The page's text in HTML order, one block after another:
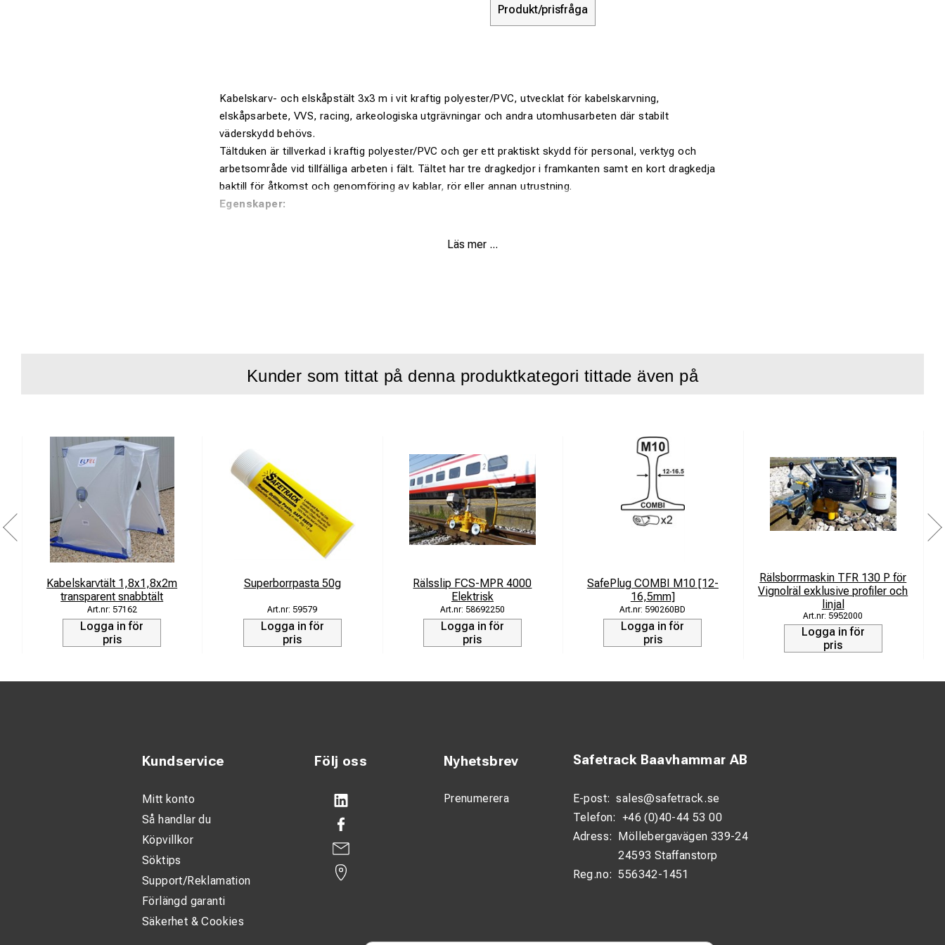
Produkt/prisfråga
Kabelskarv- och elskåpstält 3x3 m i vit kraftig polyester/PVC, utvecklat för kabelskarvning,
elskåpsarbete, VVS, racing, arkeologiska utgrävningar och andra utomhusarbeten där stabilt
väderskydd behövs.
Tältduken är tillverkad i kraftig polyester/PVC och ger ett praktiskt skydd för personal, verktyg och
arbetsområde vid tillfälliga arbeten i fält. Tältet har tre dragkedjor i framkanten samt en kort dragkedja
baktill för åtkomst och genomföring av kablar, rör eller annan utrustning.
Egenskaper:
Läs mer ...
Kunder som tittat på denna produktkategori tittade även på
Kabelskarvtält 1,8x1,8x2m
transparent snabbtält
57162
Logga in för
pris
Superborrpasta 50g
59579
Logga in för
pris
Rälsslip FCS-MPR 4000
Elektrisk
58692250
Logga in för
pris
SafePlug COMBI M10 [12-
16,5mm]
590260BD
Logga in för
pris
Rälsborrmaskin TFR 130 P för
Vignolräl exklusive profiler och
linjal
5952000
Logga in för
pris
Följ oss Nyhetsbrev
Prenumerera
Safetrack Baavhammar AB
E-post: sales@safetrack.se
Telefon: +46 (0)40-44 53 00
Adress: Möllebergavägen 339-24
24593 Staffanstorp
Reg.no: 556342-1451
Kundservice
Mitt konto
Så handlar du
Köpvillkor
Söktips
Support/Reklamation
Förlängd garanti
Säkerhet & Cookies